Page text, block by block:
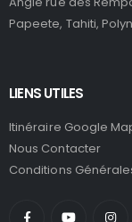
Papeete, Tahiti,
LIENS UTILES
Itinéraire Google
Nous Contacter
Conditions